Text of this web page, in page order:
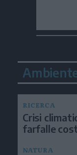
RICERCA
Crisi
farfalle
NATURA